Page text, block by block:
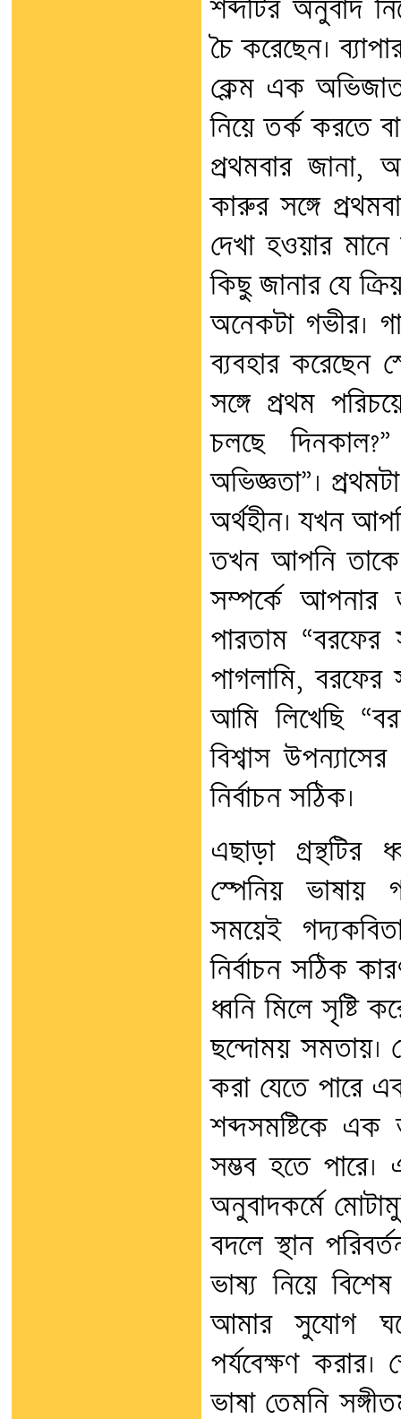
শব্দটির অনুবাদ
চৈ করেছেন।
ক্লেম এক অভিজাত
নিয়ে তর্ক করতে
প্রথমবার জানা,
কারুর সঙ্গে
দেখা হওয়ার
কিছু জানার যে
অনেকটা গভীর।
ব্যবহার করেছেন
সঙ্গে প্রথম
চলছে
অভিজ্ঞতা”।
অর্থহীন। যখন
তখন আপনি তাকে
সম্পর্কে আপনার
পারতাম “বরফের
পাগলামি, বরফের
আমি লিখেছি
বিশ্বাস
নির্বাচন সঠিক।
এছাড়া গ্রন্থটির
স্পেনিয় ভাষায়
সময়েই
নির্বাচন সঠিক
ধ্বনি মিলে সৃষ্টি
ছন্দোময় সমতায়।
করা যেতে পারে
শব্দসমষ্টিকে এক
সম্ভব হতে পারে।
অনুবাদকর্মে
বদলে স্থান
ভাষ্য নিয়ে
আমার সুযোগ
পর্যবেক্ষণ
ভাষা তেমনি